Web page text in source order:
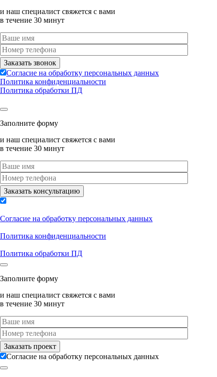
и наш специалист свяжется с вами
в течение 30 минут
Согласие на обработку персональных данных
Политика конфиденциальности
Политика обработки ПД
Заполните форму
и наш специалист свяжется с вами
в течение 30 минут
Согласие на обработку персональных данных
Политика конфиденциальности
Политика обработки ПД
Заполните форму
и наш специалист свяжется с вами
в течение 30 минут
Согласие на обработку персональных данных